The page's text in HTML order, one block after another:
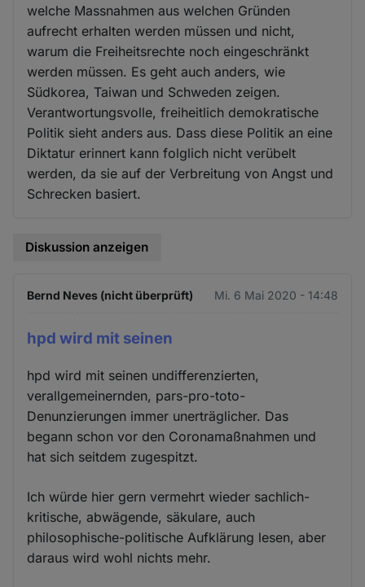
welche Massnahmen aus welchen Gründen
aufrecht erhalten werden müssen und nicht,
warum die Freiheitsrechte noch eingeschränkt
werden müssen. Es geht auch anders, wie
Südkorea, Taiwan und Schweden zeigen.
Verantwortungsvolle, freiheitlich demokratische
Politik sieht anders aus. Dass diese Politik an eine
Diktatur erinnert kann folglich nicht verübelt
werden, da sie auf der Verbreitung von Angst und
Schrecken basiert.
Diskussion anzeigen
Bernd Neves (nicht überprüft) Mi. 6 Mai 2020 - 14:48
hpd wird mit seinen
hpd wird mit seinen undifferenzierten,
verallgemeinernden, pars-pro-toto-
Denunzierungen immer unerträglicher. Das
begann schon vor den Coronamaßnahmen und
hat sich seitdem zugespitzt.
Ich würde hier gern vermehrt wieder sachlich-
kritische, abwägende, säkulare, auch
philosophische-politische Aufklärung lesen, aber
daraus wird wohl nichts mehr.